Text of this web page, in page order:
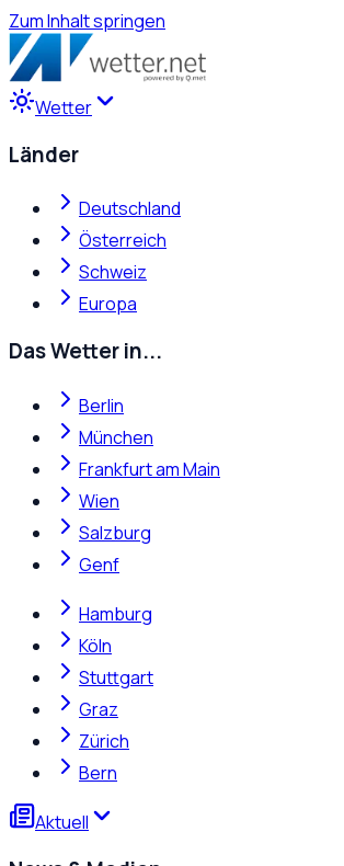
Zum Inhalt springen
Wetter
Länder
Deutschland
Österreich
Schweiz
Europa
Das Wetter in...
Berlin
München
Frankfurt am Main
Wien
Salzburg
Genf
Hamburg
Köln
Stuttgart
Graz
Zürich
Bern
Aktuell